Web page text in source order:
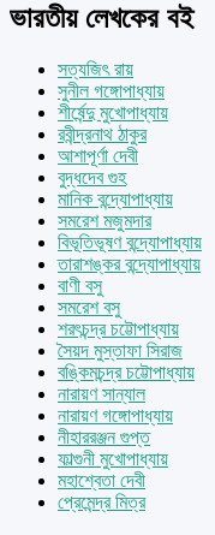
ভারতীয় লেখকের বই
সত্যজিৎ রায়
সুনীল গঙ্গোপাধ্যায়
শীর্ষেন্দু মুখোপাধ্যায়
রবীন্দ্রনাথ ঠাকুর
আশাপূর্ণা দেবী
বুদ্ধদেব গুহ
মানিক বন্দ্যোপাধ্যায়
সমরেশ মজুমদার
বিভূতিভূষণ বন্দ্যোপাধ্যায়
তারাশঙ্কর বন্দ্যোপাধ্যায়
বাণী বসু
সমরেশ বসু
শরৎচন্দ্র চট্টোপাধ্যায়
সৈয়দ মুস্তাফা সিরাজ
বঙ্কিমচন্দ্র চট্টোপাধ্যায়
নারায়ণ সান্যাল
নারায়ণ গঙ্গোপাধ্যায়
নীহাররঞ্জন গুপ্ত
ফাল্গুনী মুখোপাধ্যায়
মহাশ্বেতা দেবী
প্রেমেন্দ্র মিত্র